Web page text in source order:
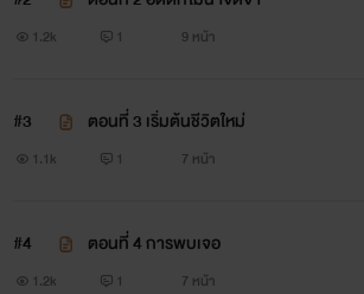
เหตุ
￼
￼
ภูษณิกา โยธาบดีกุล (น้องขิม) อายุ 5
มารดาไปในวัยแค่ 3 ขวบ ทำให้บิดาต้อง
1.2k 1 9 หน้า
#3 ตอนที่ 3 เริ่มต้นชีวิตใหม่
1.1k 1 7 หน้า
#4 ตอนที่ 4 การพบเจอ
1.2k 1 7 หน้า